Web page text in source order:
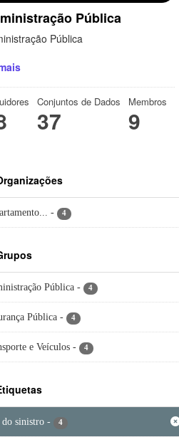
Pública
Pública
Conjuntos de Dados
37
Membros
9
- 4
Pública - 4
Pública - 4
e Veículos - 4
do sinistro - 4